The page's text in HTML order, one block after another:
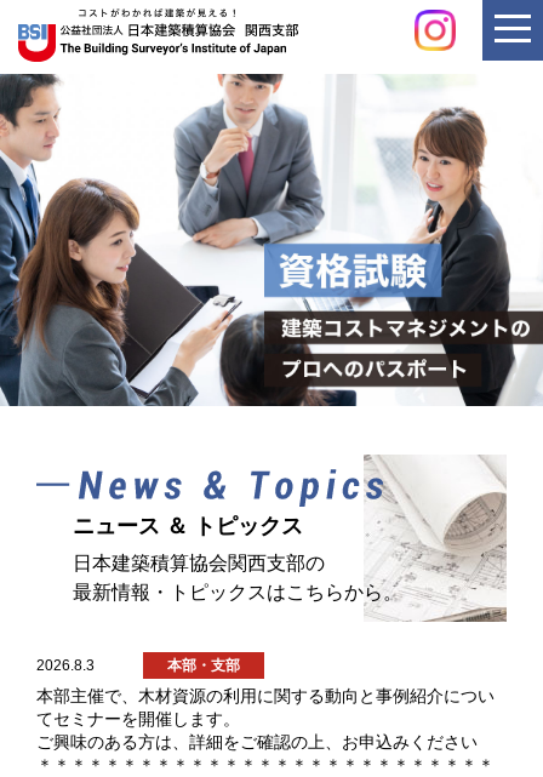
ニュース ＆ トピックス
日本建築積算協会関西支部の
最新情報・トピックスはこちらから。
2026.8.3 本部・支部
本部主催で、木材資源の利用に関する動向と事例紹介につい
てセミナーを開催します。
ご興味のある方は、詳細をご確認の上、お申込みください
＊＊＊＊＊＊＊＊＊＊＊＊＊＊＊＊＊＊＊＊＊＊＊＊＊＊＊